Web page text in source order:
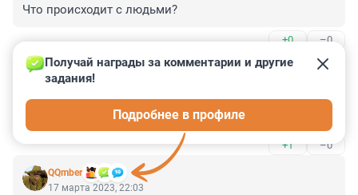
Что происходит с людьми?
+0 –0
Гость
17 марта 2023, 22:06
Руку жать это как-то не по нашему не по американски
надо обниматься и целоваться.
+1 –0
QQmber
Получай награды за комментарии и другие
задания!
Подробнее в профиле
17 марта 2023, 22:03